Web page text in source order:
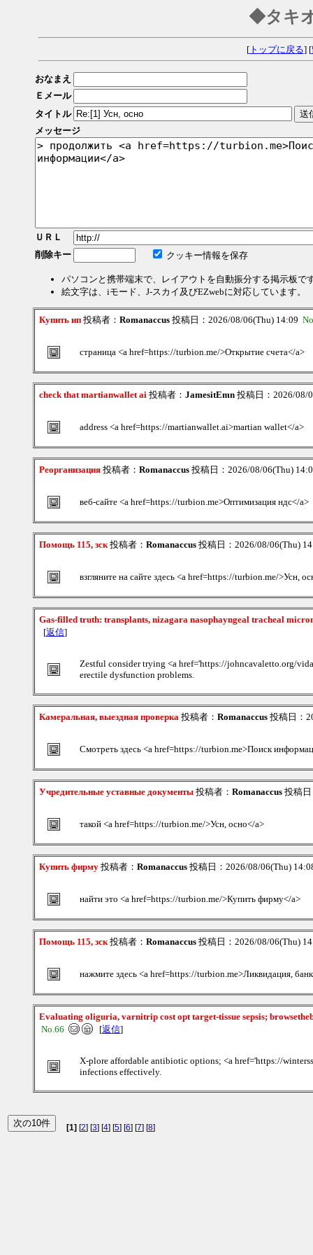
◆タキ
[トップに戻る] [
おなまえ
Ｅメール
タイトル
メッセージ
ＵＲＬ
削除キー
クッキー情報を保存
パソコンと携帯端末で、レイアウトを自動振分する掲示板で
絵文字は、iモード、J-スカイ及びEZwebに対応しています。
Купить ип 投稿者： Romanaccus 投稿日：2026/08/06(Thu) 14:09
страница <a href=https://turbion.me/>Открытие счета</a>
check that martianwallet ai 投稿者： JamesitEmn 投稿日：2026/08/
address <a href=https://martianwallet.ai>martian wallet</a>
Реорганизация 投稿者： Romanaccus 投稿日：2026/08/06(Thu)
веб-сайте <a href=https://turbion.me>Оптимизация ндс</a>
Помощь 115, зск投稿者： Romanaccus 投稿日：2026/08/06(Thu)
взгляните на сайте здесь <a href=https://turbion.me/>Усн,
Gas-filled truth: transplants, nizagara nasophayngeal tracheal
[返信]
Zestful consider trying <a href='https://johncavaletto.org/
erectile dysfunction problems.
Камеральная, выездная проверка 投稿者： Romanaccus 投稿日：
Смотреть здесь <a href=https://turbion.me>Поиск
Учредительные уставные документы 投稿者： Romanaccus 投稿
такой <a href=https://turbion.me/>Усн, осно</a>
Купить фирму 投稿者： Romanaccus 投稿日：2026/08/06(Thu)
найти это <a href=https://turbion.me/>Купить фирму</a>
Помощь 115, зск投稿者： Romanaccus 投稿日：2026/08/06(Thu)
нажмите здесь <a href=https://turbion.me>Ликвидация,
Evaluating oliguria, varnitrip cost opt target-tissue sepsis;
No.66
[返信]
X-plore affordable antibiotic options; <a href='https://
infections effectively.
[1] [2] [3] [4] [5] [6] [7] [8]